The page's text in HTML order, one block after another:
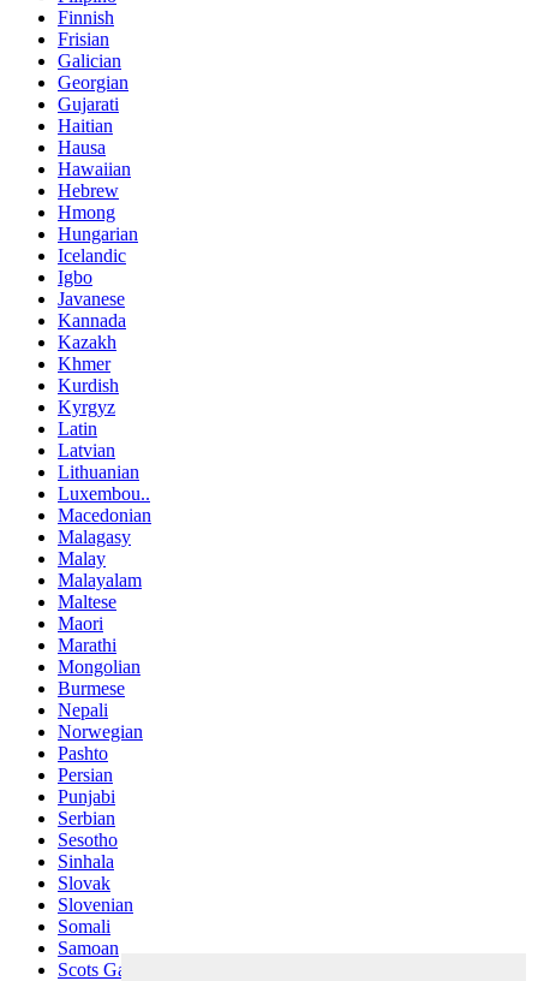
Finnish
Frisian
Galician
Georgian
Gujarati
Haitian
Hausa
Hawaiian
Hebrew
Hmong
Hungarian
Icelandic
Igbo
Javanese
Kannada
Kazakh
Khmer
Kurdish
Kyrgyz
Latin
Latvian
Lithuanian
Luxembou..
Macedonian
Malagasy
Malay
Malayalam
Maltese
Maori
Marathi
Mongolian
Burmese
Nepali
Norwegian
Pashto
Persian
Punjabi
Serbian
Sesotho
Sinhala
Slovak
Slovenian
Somali
Samoan
Scots Gaelic